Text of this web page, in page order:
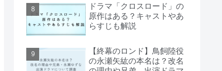
ドラマ「クロスロード」の
原作はある？キャストやあ
らすじも解説
【終幕のロンド】鳥飼陸役
の永瀬矢紘の本名は？改名